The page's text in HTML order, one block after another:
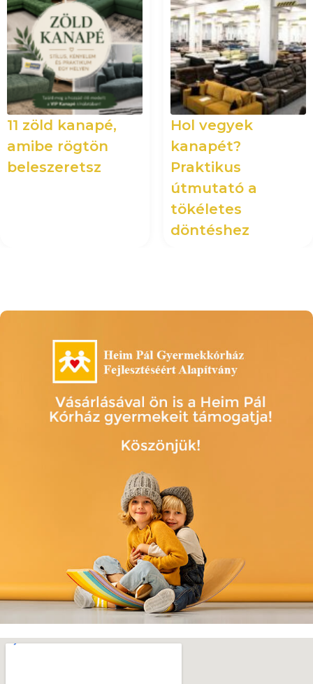
11 zöld kanapé,
amibe rögtön
beleszeretsz
Hol vegyek
kanapét?
Praktikus
útmutató a
tökéletes
döntéshez